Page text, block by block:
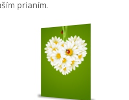
prianím.